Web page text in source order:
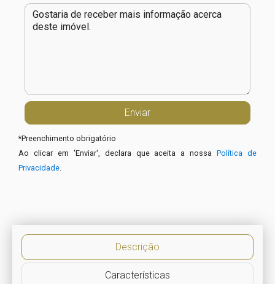
*Preenchimento obrigatório
Ao clicar em 'Enviar', declara que aceita a nossaPolítica de
Privacidade.
Descrição
Características